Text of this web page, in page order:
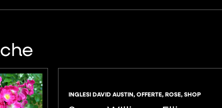
INGLESI DAVID AUSTIN,OFFERTE,ROSE,SHOP